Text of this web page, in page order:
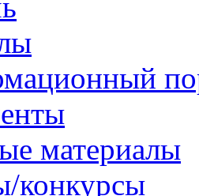
материалы
конкурсы